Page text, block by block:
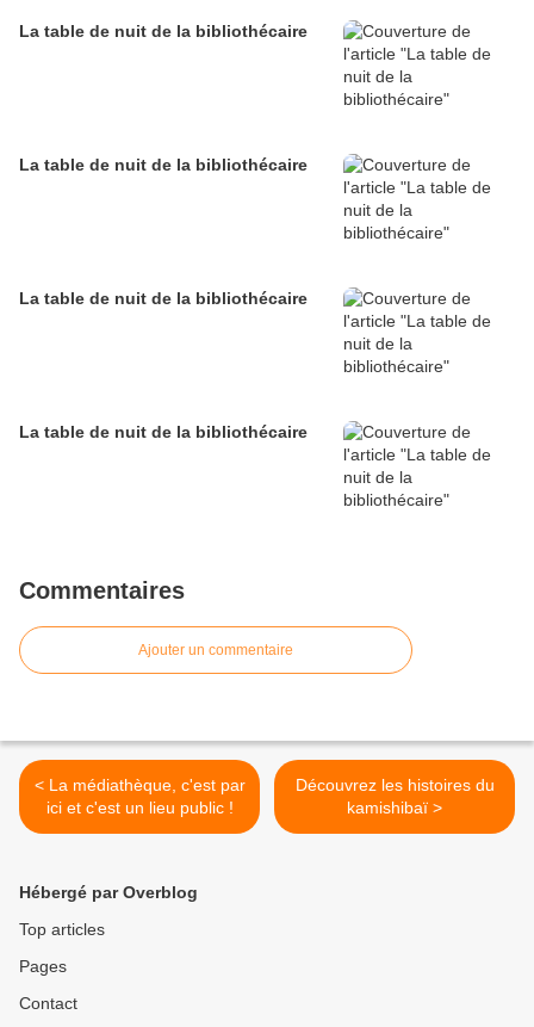
La table de nuit de la bibliothécaire
La table de nuit de la bibliothécaire
La table de nuit de la bibliothécaire
La table de nuit de la bibliothécaire
Commentaires
Ajouter un commentaire
< La médiathèque, c'est par
ici et c'est un lieu public !
Découvrez les histoires du
kamishibaï >
Hébergé par Overblog
Top articles
Pages
Contact